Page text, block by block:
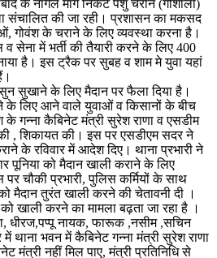
के नागल मार्ग निकट पशु चरान (गौशाला)
संचालित की जा रही। प्रशासन का मकसद
गोवंश के चराने के लिए व्यवस्था करना है।
सेना में भर्ती की तैयारी करने के लिए 400
है। इस ट्रैक पर सुबह व शाम मे युवा यहां
सुखाने के लिए मैदान पर फैला दिया है।
लिए आने वाले युवाओं व किसानों के बीच
गन्ना कैबिनेट मंत्री सुरेश राणा व एसडीम
, शिकायत की। इस पर एसडीएम सदर ने
के रविवार में आदेश दिए। थाना प्रभारी ने
पूनिया को मैदान खाली कराने के लिए
पर चौकी प्रभारी, पुलिस कर्मियों के साथ
मैदान तुरंत खाली करने की चेतावनी दी ।
खाली करने का मामला बढ़ता जा रहा है ।
धीरज,पप्पू नायक, फारूक ,नसीम ,सचिन
थाना भवन में कैबिनेट गन्ना मंत्री सुरेश राणा
मंत्री नहीं मिल पाए, मंत्री प्रतिनिधि से